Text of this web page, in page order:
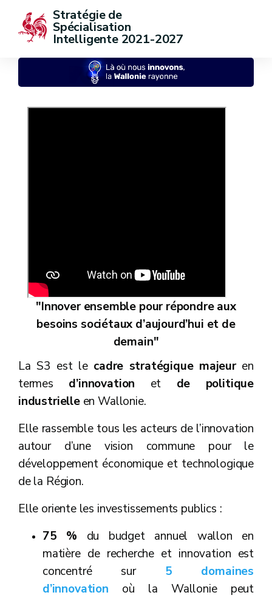
Stratégie de
Spécialisation
Intelligente 2021-2027
"Innover ensemble pour répondre aux
besoins sociétaux d’aujourd’hui et de
demain"
La S3 est le cadre stratégique majeuren
termes d’innovation et de politique
industrielleen Wallonie.​
Elle rassemble tous les acteurs de l’innovation
autour d’une vision commune pour le
développement économique et technologique
de la Région.​
Elle oriente les investissements publics :
75 % du budget annuel wallon en
matière de recherche et innovation est
concentré sur 5 domaines
d’innovation où la Wallonie peut